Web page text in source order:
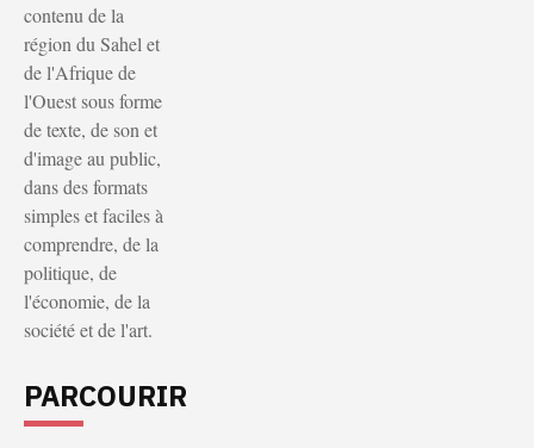
contenu de la
région du Sahel et
de l'Afrique de
l'Ouest sous forme
de texte, de son et
d'image au public,
dans des formats
simples et faciles à
comprendre, de la
politique, de
l'économie, de la
société et de l'art.
PARCOURIR